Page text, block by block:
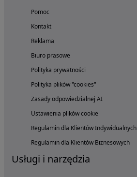
Pomoc
Kontakt
Reklama
Biuro prasowe
Polityka prywatności
Polityka plików "cookies"
Zasady odpowiedzialnej AI
Ustawienia plików cookie
Regulamin dla Klientów Indywidualnych
Regulamin dla Klientów Biznesowych
Usługi i narzędzia